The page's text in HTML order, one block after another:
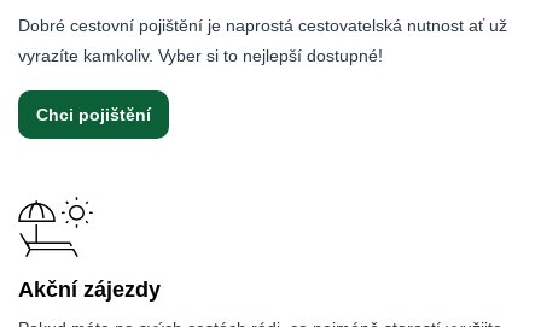
Dobré cestovní pojištění je naprostá cestovatelská nutnost ať už
vyrazíte kamkoliv. Vyber si to nejlepší dostupné!
Chci pojištění
Akční zájezdy